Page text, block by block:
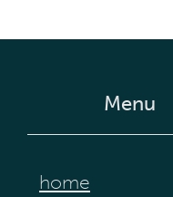
Menu
home